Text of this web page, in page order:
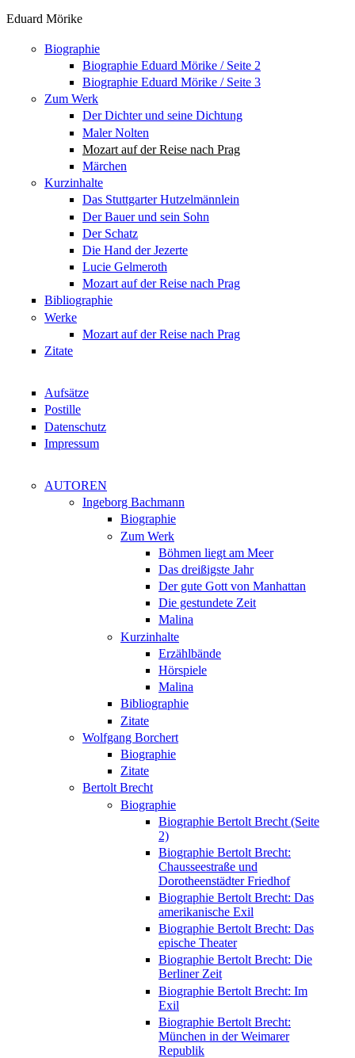
Eduard Mörike
Biographie
Biographie Eduard Mörike / Seite 2
Biographie Eduard Mörike / Seite 3
Zum Werk
Der Dichter und seine Dichtung
Maler Nolten
Mozart auf der Reise nach Prag
Märchen
Kurzinhalte
Das Stuttgarter Hutzelmännlein
Der Bauer und sein Sohn
Der Schatz
Die Hand der Jezerte
Lucie Gelmeroth
Mozart auf der Reise nach Prag
Bibliographie
Werke
Mozart auf der Reise nach Prag
Zitate
Aufsätze
Postille
Datenschutz
Impressum
AUTOREN
Ingeborg Bachmann
Biographie
Zum Werk
Böhmen liegt am Meer
Das dreißigste Jahr
Der gute Gott von Manhattan
Die gestundete Zeit
Malina
Kurzinhalte
Erzählbände
Hörspiele
Malina
Bibliographie
Zitate
Wolfgang Borchert
Biographie
Zitate
Bertolt Brecht
Biographie
Biographie Bertolt Brecht (Seite
2)
Biographie Bertolt Brecht:
Chausseestraße und
Dorotheenstädter Friedhof
Biographie Bertolt Brecht: Das
amerikanische Exil
Biographie Bertolt Brecht: Das
epische Theater
Biographie Bertolt Brecht: Die
Berliner Zeit
Biographie Bertolt Brecht: Im
Exil
Biographie Bertolt Brecht:
München in der Weimarer
Republik